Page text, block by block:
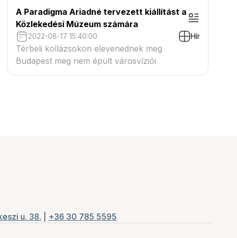
A Paradigma Ariadné tervezett kiállítást a
Közlekedési Múzeum számára
2022-08-17 15:40:00 Hír
Térbeli kollázsokon elevenednek meg
Budapest meg nem épült városvíziói
u. 38. +36 30 785 5595